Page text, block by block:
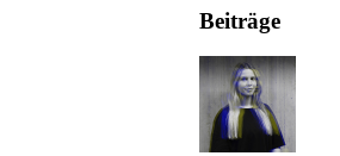
Beiträge